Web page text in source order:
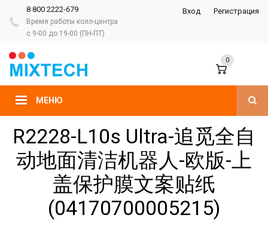
8 800 2222-679
Время работы колл-центра
с 9-00 до 19-00 (ПН-ПТ)
Вход Регистрация
МЕНЮ
0
R2228-L10s Ultra-追觅全自
动地面清洁机器人-欧版-上
盖保护膜文案贴纸
(04170700005215)